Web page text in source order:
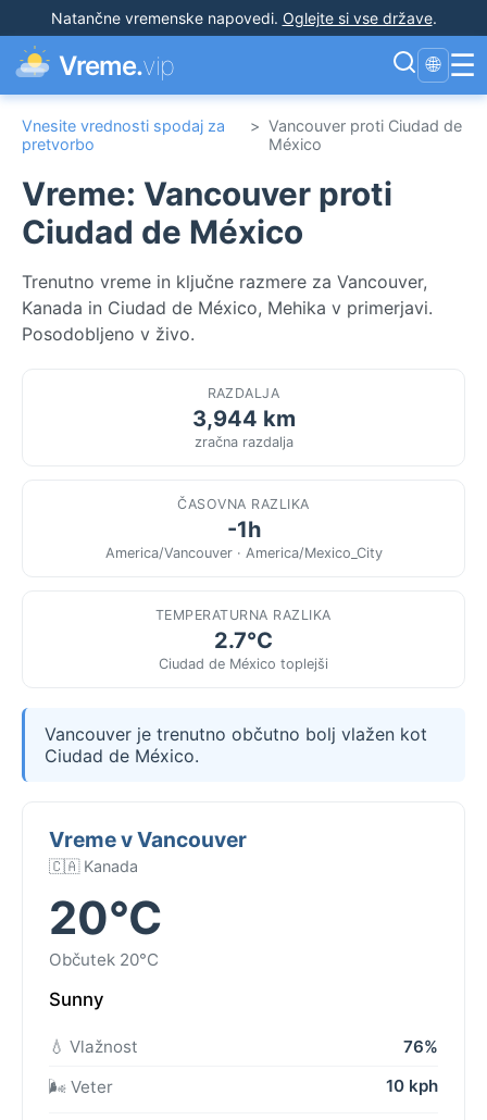
Natančne vremenske napovedi. Oglejte si vse države.
Vreme.vip 🌐 ☰
Vnesite vrednosti spodaj za
pretvorbo
> Vancouver proti Ciudad de
México
Vreme: Vancouver proti
Ciudad de México
Trenutno vreme in ključne razmere za Vancouver,
Kanada in Ciudad de México, Mehika v primerjavi.
Posodobljeno v živo.
RAZDALJA
3,944 km
zračna razdalja
ČASOVNA RAZLIKA
-1h
America/Vancouver · America/Mexico_City
TEMPERATURNA RAZLIKA
2.7°C
Ciudad de México toplejši
Vancouver je trenutno občutno bolj vlažen kot
Ciudad de México.
Vreme v Vancouver
🇨🇦 Kanada
20°C
Občutek 20°C
Sunny
💧 Vlažnost
76%
🌬️ Veter
10 kph